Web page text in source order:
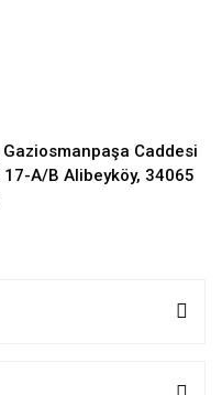
Caddesi
A/B Alibeyköy, 34065